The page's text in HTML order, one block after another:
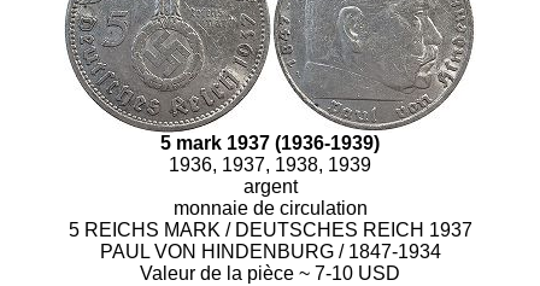
5 mark 1937 (1936-1939)
1936, 1937, 1938, 1939
argent
monnaie de circulation
5 REICHS MARK / DEUTSCHES REICH 1937
PAUL VON HINDENBURG / 1847-1934
Valeur de la pièce ~ 7-10 USD